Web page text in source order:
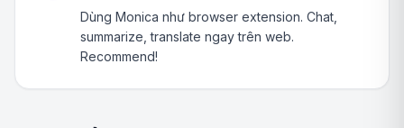
Dùng Monica như browser extension. Chat,
summarize, translate ngay trên web.
Recommend!